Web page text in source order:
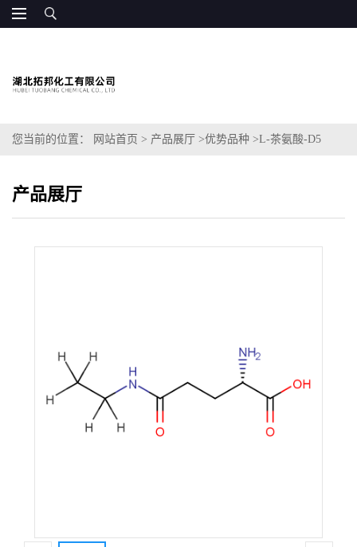
您当前的位置： 网站首页 > 产品展厅 >优势品种 >L-茶氨酸-D5
产品展厅